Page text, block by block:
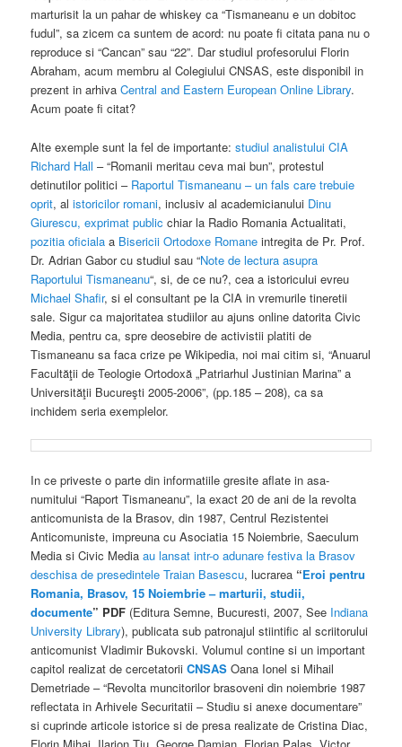
marturisit la un pahar de whiskey ca “Tismaneanu e un dobitoc
fudul”, sa zicem ca suntem de acord: nu poate fi citata pana nu o
reproduce si “Cancan” sau “22”. Dar studiul profesorului Florin
Abraham, acum membru al Colegiului CNSAS, este disponibil in
prezent in arhivaCentral and Eastern European Online Library.
Acum poate fi citat?
Alte exemple sunt la fel de importante:studiul analistului CIA
Richard Hall– “Romanii meritau ceva mai bun”, protestul
detinutilor politici – Raportul Tismaneanu – un fals care trebuie
oprit, alistoricilor romani, inclusiv al academicianului Dinu
Giurescu, exprimat publicchiar la Radio Romania Actualitati,
pozitia oficialaa Bisericii Ortodoxe Romaneintregita de Pr. Prof.
Dr. Adrian Gabor cu studiul sau “Note de lectura asupra
Raportului Tismaneanu“, si, de ce nu?, cea a istoricului evreu
Michael Shafir, si el consultant pe la CIA in vremurile tineretii
sale. Sigur ca majoritatea studiilor au ajuns online datorita Civic
Media, pentru ca, spre deosebire de activistii platiti de
Tismaneanu sa faca crize pe Wikipedia, noi mai citim si, “Anuarul
Facultăţii de Teologie Ortodoxă „Patriarhul Justinian Marina” a
Universităţii Bucureşti 2005-2006”, (pp.185 – 208), ca sa
inchidem seria exemplelor.
In ce priveste o parte din informatiile gresite aflate in asa-
numitului “Raport Tismaneanu”, la exact 20 de ani de la revolta
anticomunista de la Brasov, din 1987, Centrul Rezistentei
Anticomuniste, impreuna cu Asociatia 15 Noiembrie, Saeculum
Media si Civic Mediaau lansat intr-o adunare festiva la Brasov
deschisa de presedintele Traian Basescu, lucrarea “Eroi pentru
Romania, Brasov, 15 Noiembrie – marturii, studii,
documente” PDF (Editura Semne, Bucuresti, 2007, See Indiana
University Library), publicata sub patronajul stiintific al scriitorului
anticomunist Vladimir Bukovski. Volumul contine si un important
capitol realizat de cercetatorii CNSAS Oana Ionel si Mihail
Demetriade – “Revolta muncitorilor brasoveni din noiembrie 1987
reflectata in Arhivele Securitatii – Studiu si anexe documentare”
si cuprinde articole istorice si de presa realizate de Cristina Diac,